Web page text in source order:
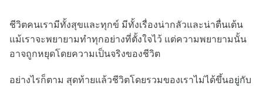
ชีวิตคนเรามีทั้งสุขและทุกข์ มีทั้งเรื่องน่ากลัวและน่าตื่นเต้น
แม้เราจะพยายามทำทุกอย่างที่ตั้งใจไว้ แต่ความพยายามนั้น
อาจถูกหยุดโดยความเป็นจริงของชีวิต
อย่างไรก็ตาม สุดท้ายแล้วชีวิตโดยรวมของเราไม่ได้ขึ้นอยู่กับ